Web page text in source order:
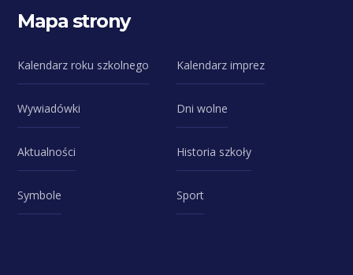
Mapa strony
Kalendarz roku szkolnego Kalendarz imprez
Wywiadówki Dni wolne
Aktualności Historia szkoły
Symbole Sport